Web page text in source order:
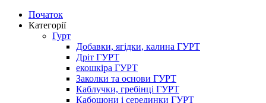
Початок
Категорії
Гурт
Добавки, ягідки, калина ГУРТ
Дріт ГУРТ
екошкіра ГУРТ
Заколки та основи ГУРТ
Каблучки, гребінці ГУРТ
Кабошони і серединки ГУРТ